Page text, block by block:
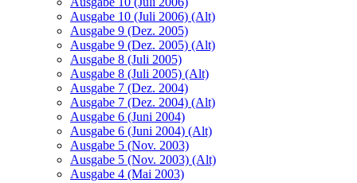
Ausgabe 10 (Juli 2006) (Alt)
Ausgabe 9 (Dez. 2005)
Ausgabe 9 (Dez. 2005) (Alt)
Ausgabe 8 (Juli 2005)
Ausgabe 8 (Juli 2005) (Alt)
Ausgabe 7 (Dez. 2004)
Ausgabe 7 (Dez. 2004) (Alt)
Ausgabe 6 (Juni 2004)
Ausgabe 6 (Juni 2004) (Alt)
Ausgabe 5 (Nov. 2003)
Ausgabe 5 (Nov. 2003) (Alt)
Ausgabe 4 (Mai 2003)